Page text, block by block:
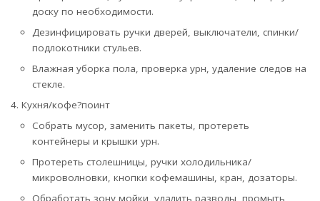
доску по необходимости.
Дезинфицировать ручки дверей, выключатели, спинки/
подлокотники стульев.
Влажная уборка пола, проверка урн, удаление следов на
стекле.
Кухня/кофе?поинт
Собрать мусор, заменить пакеты, протереть
контейнеры и крышки урн.
Протереть столешницы, ручки холодильника/
микроволновки, кнопки кофемашины, кран, дозаторы.
Обработать зону мойки, удалить разводы, промыть